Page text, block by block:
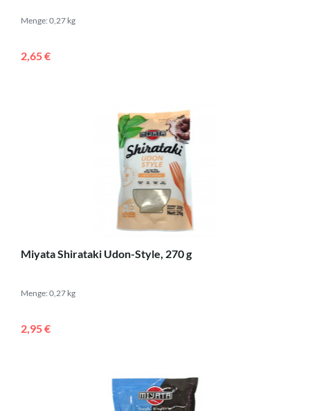
Menge: 0,27 kg
2,65 €
Miyata Shirataki Udon-Style, 270 g
Menge: 0,27 kg
2,95 €